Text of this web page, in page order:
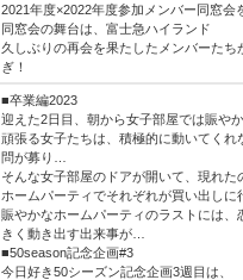
2021年度×2022年度参加メンバー同窓会
同窓会の舞台は、富士急ハイランド
久しぶりの再会を果たしたメンバーたち
ぎ！
■卒業編2023
迎えた2日目、朝から女子部屋では賑やか
頑張る女子たちは、積極的に動いてくれ
問が募り…
そんな女子部屋のドアが開いて、現れた
ホームパーティでそれぞれが買い出しに
賑やかなホームパーティのラストには、
きく動き出す出来事が…
■50season記念企画#3
今日好き50シーズン記念企画3週目は、